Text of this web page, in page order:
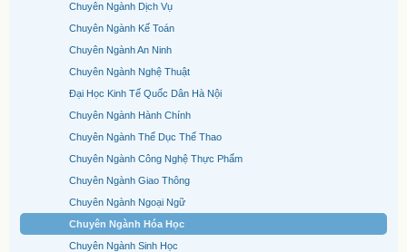
Chuyên Ngành Dịch Vụ
Chuyên Ngành Kế Toán
Chuyên Ngành An Ninh
Chuyên Ngành Nghệ Thuật
Đại Học Kinh Tế Quốc Dân Hà Nội
Chuyên Ngành Hành Chính
Chuyên Ngành Thể Dục Thể Thao
Chuyên Ngành Công Nghệ Thực Phẩm
Chuyên Ngành Giao Thông
Chuyên Ngành Ngoại Ngữ
Chuyên Ngành Hóa Học
Chuyên Ngành Sinh Học